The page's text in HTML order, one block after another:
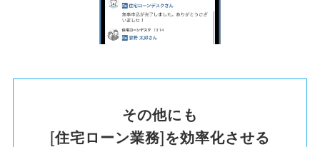
その他にも
住宅ローン業務 を効率化させる